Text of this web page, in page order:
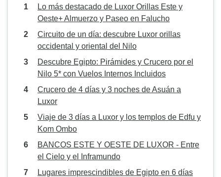
Lo más destacado de Luxor Orillas Este y
Oeste+ Almuerzo y Paseo en Falucho
Circuito de un día: descubre Luxor orillas
occidental y oriental del Nilo
Descubre Egipto: Pirámides y Crucero por el
Nilo 5* con Vuelos Internos Incluidos
Crucero de 4 días y 3 noches de Asuán a
Luxor
Viaje de 3 días a Luxor y los templos de Edfu y
Kom Ombo
BANCOS ESTE Y OESTE DE LUXOR - Entre
el Cielo y el Inframundo
Lugares imprescindibles de Egipto en 6 días